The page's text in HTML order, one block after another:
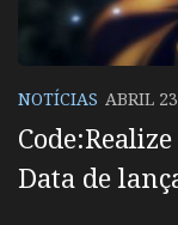
NOTÍCIAS ABRIL
Data de